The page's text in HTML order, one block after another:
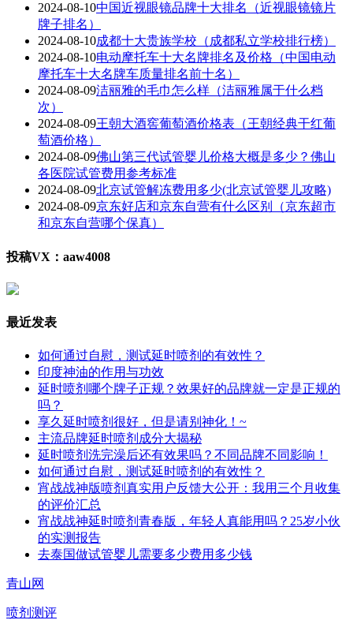
2024-08-10中国近视眼镜品牌十大排名（近视眼镜镜片
牌子排名）
2024-08-10成都十大贵族学校（成都私立学校排行榜）
2024-08-10电动摩托车十大名牌排名及价格（中国电动
摩托车十大名牌车质量排名前十名）
2024-08-09洁丽雅的毛巾怎么样（洁丽雅属于什么档
次）
2024-08-09王朝大酒窖葡萄酒价格表（王朝经典干红葡
萄酒价格）
2024-08-09佛山第三代试管婴儿价格大概是多少？佛山
各医院试管费用参考标准
2024-08-09北京试管解冻费用多少(北京试管婴儿攻略)
2024-08-09京东好店和京东自营有什么区别（京东超市
和京东自营哪个保真）
投稿VX：aaw4008
最近发表
如何通过自慰，测试延时喷剂的有效性？
印度神油的作用与功效
延时喷剂哪个牌子正规？效果好的品牌就一定是正规的
吗？
享久延时喷剂很好，但是请别神化！~
主流品牌延时喷剂成分大揭秘
延时喷剂洗完澡后还有效果吗？不同品牌不同影响！
如何通过自慰，测试延时喷剂的有效性？
宵战战神版喷剂真实用户反馈大公开：我用三个月收集
的评价汇总
宵战战神延时喷剂青春版，年轻人真能用吗？25岁小伙
的实测报告
去泰国做试管婴儿需要多少费用多少钱
青山网
喷剂测评